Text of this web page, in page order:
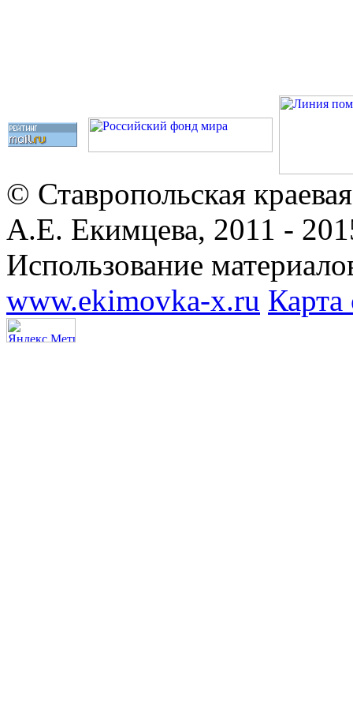
© Ставропольская
А.Е. Екимцева, 2011 -
Использование
www.ekimovka-x.ru Карта